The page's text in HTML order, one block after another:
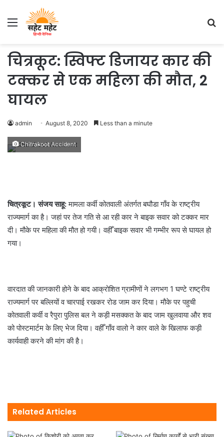
Menu
चित्रकूट: स्विफ्ट डिजायर कार की
टक्कर से एक महिला की मौत, 2
घायल
admin August 8, 2020 Less than a minute
Chitrakoot Accident
चित्रकूट। संजय साहू:मामला कर्वी कोतवाली अंतर्गत बघौडा गाँव के राष्ट्रीय
राज्यमार्ग का है। जहां पर तेज गति से आ रही कार ने बाइक सवार को टक्कर मार
दी। मौके पर महिला की मौत हो गयी। वहीँ बाइक सवार भी गम्भीर रूप से घायल हो
गया।
वारदात की जानकारी होने के बाद आक्रोशित ग्रामीणों ने लगभग 1 घण्टे राष्ट्रीय
राज्यमार्ग पर बल्लियों व चारपाई रखकर रोड जाम कर दिया। मौके पर पहुची
कोतवाली कर्वी व रैपुरा पुलिस बल ने कड़ी मसक्कत के बाद जाम खुलवाया और शव
को पोस्टमार्टम के लिए भेज दिया। वहीँ गाँव वालो ने कार वाले के खिलाफ कड़ी
कार्यवाही करने की मांग की है।
Related Articles